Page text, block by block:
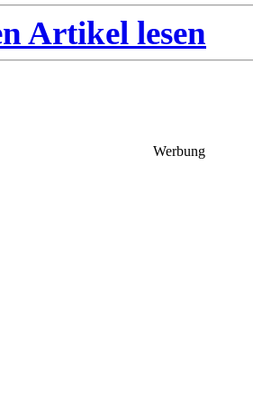
Artikel lesen
Werbung